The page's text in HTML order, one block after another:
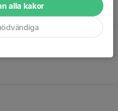
alla kakor